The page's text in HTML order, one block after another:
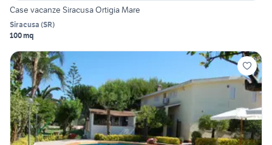
Case vacanze Siracusa Ortigia Mare
Siracusa (SR)
100 mq